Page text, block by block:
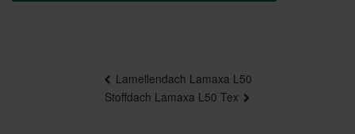
Lamellendach Lamaxa L50
Stoffdach Lamaxa L50 Tex